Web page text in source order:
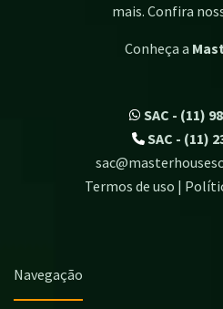
mais. Confira
Conheça a
SAC - (11)
SAC - (11)
Termos de uso |
Navegação